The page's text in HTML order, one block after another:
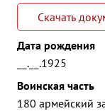
Скачать
Дата рождения
__.__.1925
Воинская часть
180 армейский